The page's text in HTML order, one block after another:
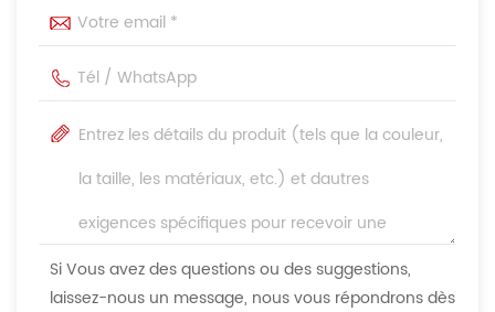
Si Vous avez des questions ou des suggestions,
laissez-nous un message, nous vous répondrons dès